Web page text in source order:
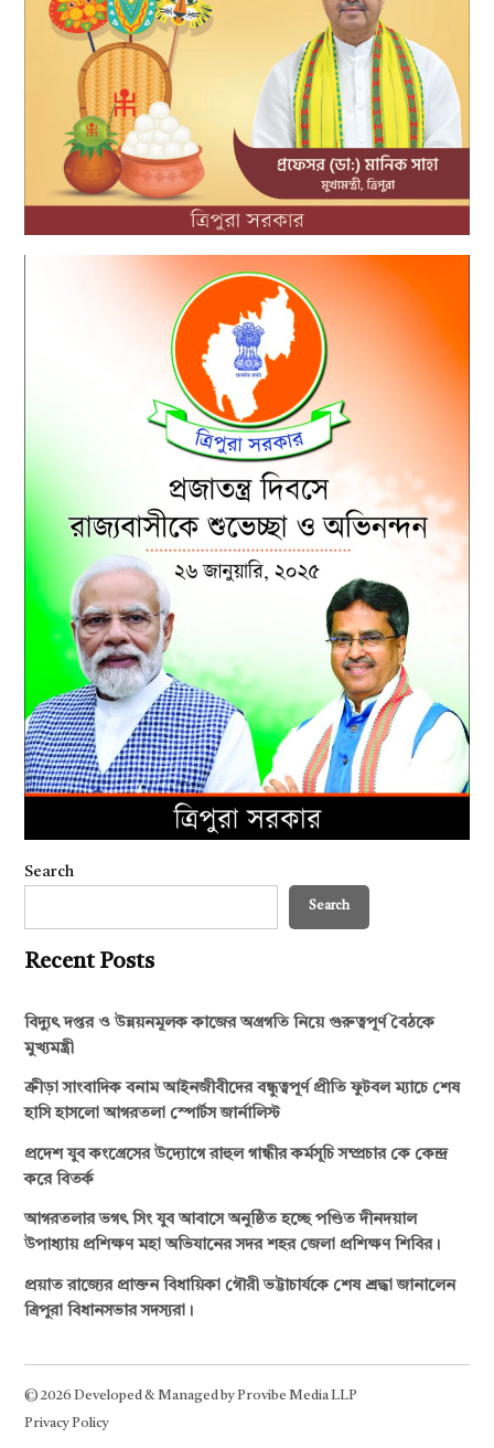
Search
Search
Recent Posts
বিদ্যুৎ দপ্তর ও উন্নয়নমূলক কাজের অগ্রগতি নিয়ে গুরুত্বপূর্ণ বৈঠকে
মুখ্যমন্ত্রী
ক্রীড়া সাংবাদিক বনাম আইনজীবীদের বন্ধুত্বপূর্ণ প্রীতি ফুটবল ম্যাচে শেষ
হাসি হাসলো আগরতলা স্পোর্টস জার্নালিস্ট
প্রদেশ যুব কংগ্রেসের উদ্যোগে রাহুল গান্ধীর কর্মসূচি সম্প্রচার কে কেন্দ্র
করে বিতর্ক
আগরতলার ভগৎ সিং যুব আবাসে অনুষ্ঠিত হচ্ছে পণ্ডিত দীনদয়াল
উপাধ্যায় প্রশিক্ষণ মহা অভিযানের সদর শহর জেলা প্রশিক্ষণ শিবির।
প্রয়াত রাজ্যের প্রাক্তন বিধায়িকা গৌরী ভট্টাচার্যকে শেষ শ্রদ্ধা জানালেন
ত্রিপুরা বিধানসভার সদস্যরা।
© 2026 Developed & Managed by Provibe Media LLP
Privacy Policy